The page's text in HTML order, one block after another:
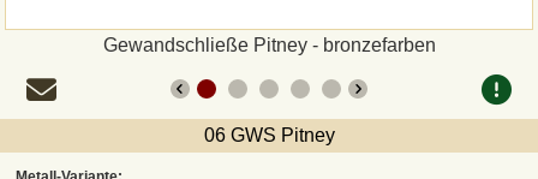
Gewandschließe Pitney - bronzefarben
06 GWS Pitney
Versandarten und Retouren
UPS
DHL Paket